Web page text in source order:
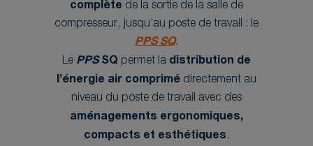
complète de la sortie de la salle de
compresseur, jusqu’au poste de travail : le
PPS SQ.
Le PPSSQ permet la distribution de
l’énergie air comprimé directement au
niveau du poste de travail avec des
aménagements ergonomiques,
compacts et esthétiques .